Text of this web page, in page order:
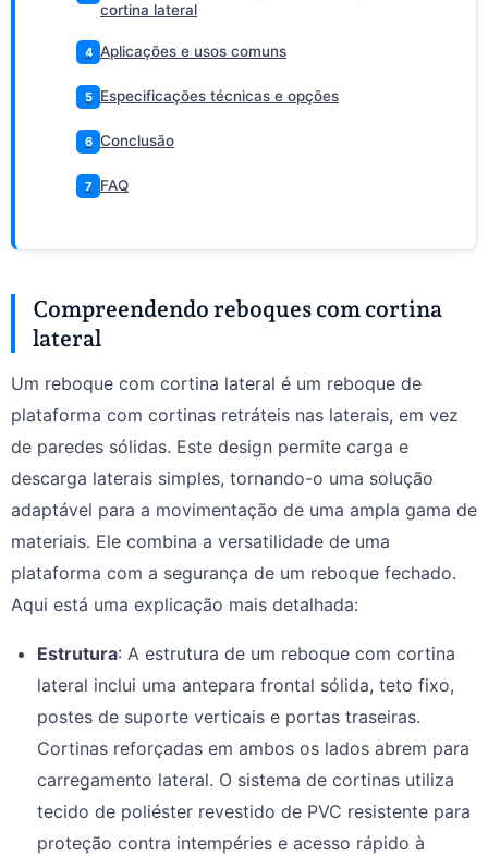
cortina lateral
4 Aplicações e usos comuns
5 Especificações técnicas e opções
6 Conclusão
7 FAQ
Compreendendo reboques com cortina
lateral
Um reboque com cortina lateral é um reboque de
plataforma com cortinas retráteis nas laterais, em vez
de paredes sólidas. Este design permite carga e
descarga laterais simples, tornando-o uma solução
adaptável para a movimentação de uma ampla gama de
materiais. Ele combina a versatilidade de uma
plataforma com a segurança de um reboque fechado.
Aqui está uma explicação mais detalhada:
Estrutura: A estrutura de um reboque com cortina
lateral inclui uma antepara frontal sólida, teto fixo,
postes de suporte verticais e portas traseiras.
Cortinas reforçadas em ambos os lados abrem para
carregamento lateral. O sistema de cortinas utiliza
tecido de poliéster revestido de PVC resistente para
proteção contra intempéries e acesso rápido à